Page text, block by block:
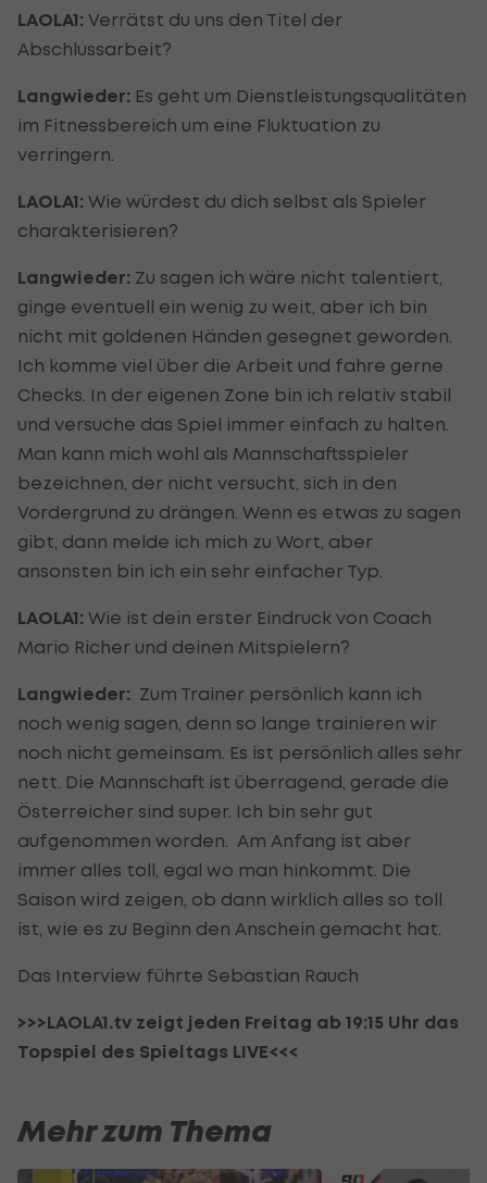
LAOLA1: Verrätst du uns den Titel der
Abschlussarbeit?
Langwieder: Es geht um Dienstleistungsqualitäten
im Fitnessbereich um eine Fluktuation zu
verringern.
LAOLA1: Wie würdest du dich selbst als Spieler
charakterisieren?
Langwieder: Zu sagen ich wäre nicht talentiert,
ginge eventuell ein wenig zu weit, aber ich bin
nicht mit goldenen Händen gesegnet geworden.
Ich komme viel über die Arbeit und fahre gerne
Checks. In der eigenen Zone bin ich relativ stabil
und versuche das Spiel immer einfach zu halten.
Man kann mich wohl als Mannschaftsspieler
bezeichnen, der nicht versucht, sich in den
Vordergrund zu drängen. Wenn es etwas zu sagen
gibt, dann melde ich mich zu Wort, aber
ansonsten bin ich ein sehr einfacher Typ.
LAOLA1: Wie ist dein erster Eindruck von Coach
Mario Richer und deinen Mitspielern?
Langwieder: Zum Trainer persönlich kann ich
noch wenig sagen, denn so lange trainieren wir
noch nicht gemeinsam. Es ist persönlich alles sehr
nett. Die Mannschaft ist überragend, gerade die
Österreicher sind super. Ich bin sehr gut
aufgenommen worden. Am Anfang ist aber
immer alles toll, egal wo man hinkommt. Die
Saison wird zeigen, ob dann wirklich alles so toll
ist, wie es zu Beginn den Anschein gemacht hat.
Das Interview führte Sebastian Rauch
>>>LAOLA1.tv zeigt jeden Freitag ab 19:15 Uhr das
Topspiel des Spieltags LIVE<<<
Mehr zum Thema